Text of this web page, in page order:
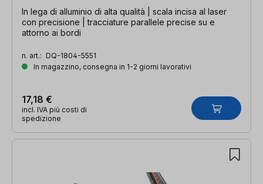
In lega di alluminio di alta qualità | scala incisa al laser
con precisione | tracciature parallele precise su e
attorno ai bordi
n. art.: DQ-1804-5551
In magazzino, consegna in 1-2 giorni lavorativi
17,18 €
incl. IVA più costi di
spedizione